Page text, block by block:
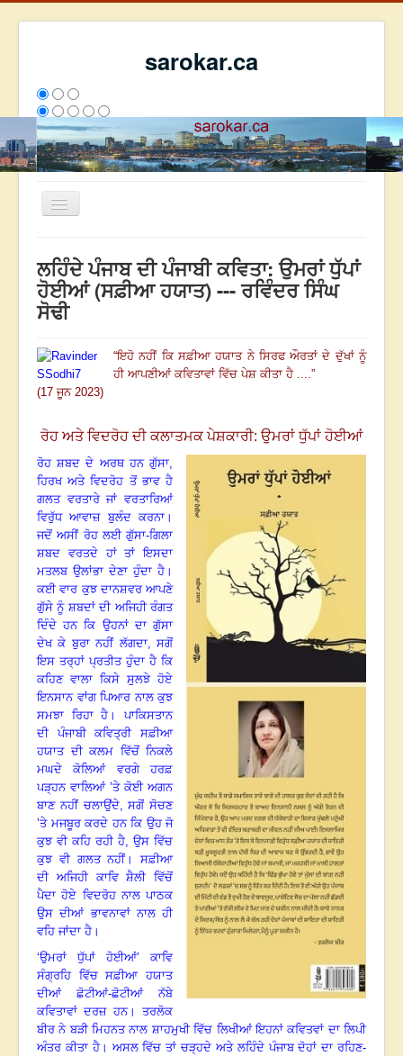
sarokar.ca
Toggle
ਰਚਨਾਵਾਂ
ਸਰੋਕਾਰ ਦੇ ਲੇਖਕ
We have 329 guests and no members online
2799429
ਲਹਿੰਦੇ ਪੰਜਾਬ ਦੀ ਪੰਜਾਬੀ ਕਵਿਤਾ: ਉਮਰਾਂ ਧੁੱਪਾਂ
ਹੋਈਆਂ (ਸਫ਼ੀਆ ਹਯਾਤ) --- ਰਵਿੰਦਰ ਸਿੰਘ
ਸੋਢੀ
“ਇਹੋ ਨਹੀਂ ਕਿ ਸਫ਼ੀਆ ਹਯਾਤ ਨੇ ਸਿਰਫ ਔਰਤਾਂ ਦੇ ਦੁੱਖਾਂ ਨੂੰ
ਹੀ ਆਪਣੀਆਂ ਕਵਿਤਾਵਾਂ ਵਿੱਚ ਪੇਸ਼ ਕੀਤਾ ਹੈ ....”
(17 ਜੂਨ 2023)
ਰੋਹ ਅਤੇ ਵਿਦਰੋਹ ਦੀ ਕਲਾਤਮਕ ਪੇਸ਼ਕਾਰੀ: ਉਮਰਾਂ ਧੁੱਪਾਂ ਹੋਈਆਂ
ਰੋਹ ਸ਼ਬਦ ਦੇ ਅਰਥ ਹਨ ਗੁੱਸਾ,
ਹਿਰਖ ਅਤੇ ਵਿਦਰੋਹ ਤੋਂ ਭਾਵ ਹੈ
ਗਲਤ ਵਰਤਾਰੇ ਜਾਂ ਵਰਤਾਰਿਆਂ
ਵਿਰੁੱਧ ਆਵਾਜ਼ ਬੁਲੰਦ ਕਰਨਾ ।
ਜਦੋਂ ਅਸੀਂ ਰੋਹ ਲਈ ਗੁੱਸਾ-ਗਿਲਾ
ਸ਼ਬਦ ਵਰਤਦੇ ਹਾਂ ਤਾਂ ਇਸਦਾ
ਮਤਲਬ ਉਲਾਂਭਾ ਦੇਣਾ ਹੁੰਦਾ ਹੈ ।
ਕਈ ਵਾਰ ਕੁਝ ਦਾਨਸ਼ਵਰ ਆਪਣੇ
ਗੁੱਸੇ ਨੂੰ ਸ਼ਬਦਾਂ ਦੀ ਅਜਿਹੀ ਰੰਗਤ
ਦਿੰਦੇ ਹਨ ਕਿ ਉਹਨਾਂ ਦਾ ਗੁੱਸਾ
ਦੇਖ ਕੇ ਬੁਰਾ ਨਹੀਂ ਲੱਗਦਾ, ਸਗੋਂ
ਇਸ ਤਰ੍ਹਾਂ ਪ੍ਰਤੀਤ ਹੁੰਦਾ ਹੈ ਕਿ
ਕਹਿਣ ਵਾਲਾ ਕਿਸੇ ਸੁਲਝੇ ਹੋਏ
ਇਨਸਾਨ ਵਾਂਗ ਪਿਆਰ ਨਾਲ ਕੁਝ
ਸਮਝਾ ਰਿਹਾ ਹੈ ।ਪਾਕਿਸਤਾਨ
ਦੀ ਪੰਜਾਬੀ ਕਵਿਤ੍ਰੀ ਸਫ਼ੀਆ
ਹਯਾਤ ਦੀ ਕਲਮ ਵਿੱਚੋਂ ਨਿਕਲੇ
ਮਘਦੇ ਕੋਲਿਆਂ ਵਰਗੇ ਹਰਫ਼
ਪੜ੍ਹਨ ਵਾਲਿਆਂ ’ਤੇ ਕੋਈ ਅਗਨ
ਬਾਣ ਨਹੀਂ ਚਲਾਉਂਦੇ, ਸਗੋਂ ਸੋਚਣ
’ਤੇ ਮਜਬੂਰ ਕਰਦੇ ਹਨ ਕਿ ਉਹ ਜੋ
ਕੁਝ ਵੀ ਕਹਿ ਰਹੀ ਹੈ, ਉਸ ਵਿੱਚ
ਕੁਝ ਵੀ ਗਲਤ ਨਹੀਂ। ਸਫ਼ੀਆ
ਦੀ ਅਜਿਹੀ ਕਾਵਿ ਸ਼ੈਲੀ ਵਿੱਚੋਂ
ਪੈਦਾ ਹੋਏ ਵਿਦਰੋਹ ਨਾਲ ਪਾਠਕ
ਉਸ ਦੀਆਂ ਭਾਵਨਾਵਾਂ ਨਾਲ ਹੀ
ਵਹਿ ਜਾਂਦਾ ਹੈ ।
‘ਉਮਰਾਂ ਧੁੱਪਾਂ ਹੋਈਆਂ’ ਕਾਵਿ
ਸੰਗ੍ਰਹਿ ਵਿੱਚ ਸਫ਼ੀਆ ਹਯਾਤ
ਦੀਆਂ ਛੋਟੀਆਂ-ਛੋਟੀਆਂ ਨੱਬੇ
ਕਵਿਤਾਵਾਂ ਦਰਜ਼ ਹਨ।ਤਰਲੋਕ
ਬੀਰ ਨੇ ਬੜੀ ਮਿਹਨਤ ਨਾਲ ਸ਼ਾਹਮੁਖੀ ਵਿੱਚ ਲਿਖੀਆਂ ਇਹਨਾਂ ਕਵਿਤਵਾਂ ਦਾ ਲਿਪੀ
ਅੰਤਰ ਕੀਤਾ ਹੈ। ਅਸਲ ਵਿੱਚ ਤਾਂ ਚੜ੍ਹਦੇ ਅਤੇ ਲਹਿੰਦੇ ਪੰਜਾਬ ਦੋਹਾਂ ਦਾ ਰਹਿਣ-